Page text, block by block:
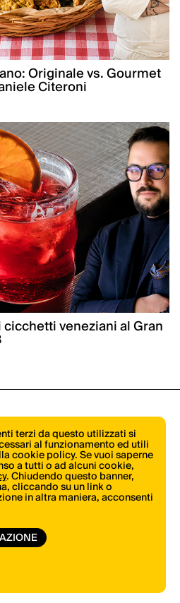
Originale vs. Gourmet
Citeroni
veneziani al Gran
terzi da questo utilizzati si
al funzionamento ed utili
cookie policy. Se vuoi saperne
a tutti o ad alcuni cookie,
. Chiudendo questo banner,
cliccando su un link o
in altra maniera, acconsenti